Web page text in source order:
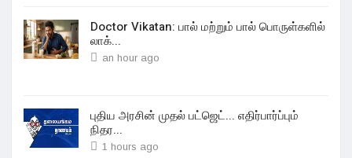
Doctor Vikatan: பால் மற்றும் பால் பொருள்களில்
லாக்...
an hour ago
புதிய அரசின் முதல் பட்ஜெட்... எதிர்பார்ப்பும்
நிதர...
1 hours ago